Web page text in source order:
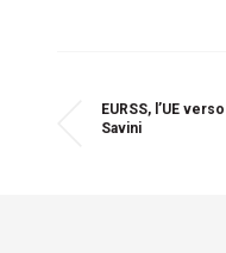
EURSS, l’UE
Savini